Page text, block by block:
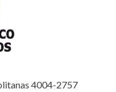
4004-2757